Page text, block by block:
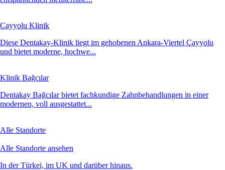
Çayyolu Klinik
Diese Dentakay-Klinik liegt im gehobenen Ankara-Viertel Çayyolu
und bietet moderne, hochwe...
Klinik Bağcılar
Dentakay Bağcılar bietet fachkundige Zahnbehandlungen in einer
modernen, voll ausgestattet...
Alle Standorte
Alle Standorte ansehen
In der Türkei, im UK und darüber hinaus.